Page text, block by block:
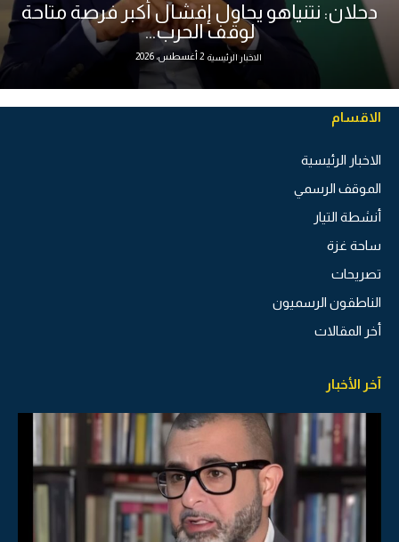
دحلان: نتنياهو يحاول إفشال أكبر فرصة متاحة
لوقف الحرب...
الاخبار الرئيسية 2 أغسطس، 2026
الاقسام
الاخبار الرئيسية
الموقف الرسمي
أنشطة التيار
ساحة غزة
تصريحات
الناطقون الرسميون
أخر المقالات
آخر الأخبار